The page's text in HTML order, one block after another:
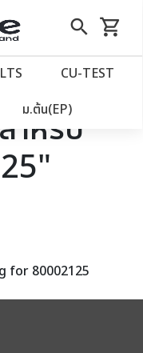
close
search
Skip
to
shopping_cart
รถเข็น
CU‑TEST
ม.ต้น(EP)
หรับ
for 80002125